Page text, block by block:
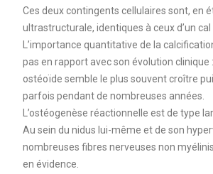
Ces deux contingents cellulaires sont, en
ultrastructurale, identiques à ceux d’un cal
L’importance quantitative de la
pas en rapport avec son évolution clinique
ostéoïde semble le plus souvent croître
parfois pendant de nombreuses années.
L’ostéogenèse réactionnelle est de type
Au sein du nidus lui-même et de son
nombreuses fibres nerveuses non
en évidence.